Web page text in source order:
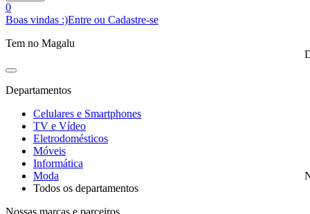
0
Boas vindas :)Entre ou Cadastre-se
Tem no Magalu
Departamentos
Celulares e Smartphones
TV e Vídeo
Eletrodomésticos
Móveis
Informática
Moda
Todos os departamentos
Nossas marcas e parceiros